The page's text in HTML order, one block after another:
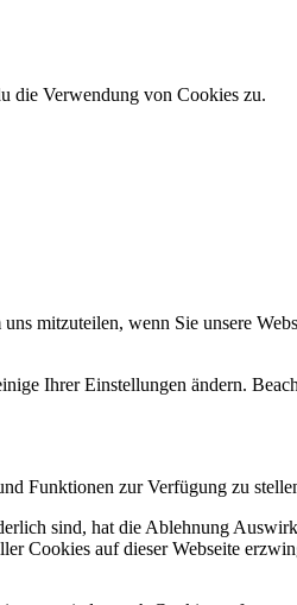
die Verwendung von Cookies zu.
mitzuteilen, wenn Sie unsere
Ihrer Einstellungen ändern.
Funktionen zur Verfügung zu
sind, hat die Ablehnung
Cookies auf dieser Webseite